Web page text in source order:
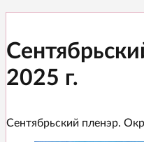
2025 г.
Сентябрьский пленэр.